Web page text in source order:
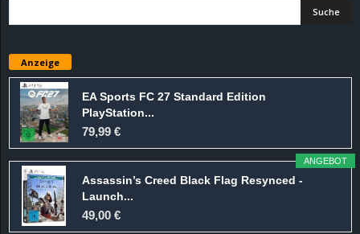
Anzeige
EA Sports FC 27 Standard Edition
PlayStation...
79,99 €
ANGEBOT
Assassin’s Creed Black Flag Resynced -
Launch...
49,00 €